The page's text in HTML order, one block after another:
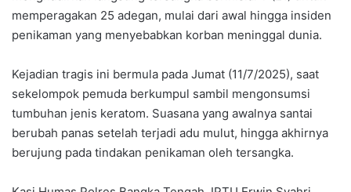
memperagakan 25 adegan, mulai dari awal hingga insiden
penikaman yang menyebabkan korban meninggal dunia.
Kejadian tragis ini bermula pada Jumat (11/7/2025), saat
sekelompok pemuda berkumpul sambil mengonsumsi
tumbuhan jenis keratom. Suasana yang awalnya santai
berubah panas setelah terjadi adu mulut, hingga akhirnya
berujung pada tindakan penikaman oleh tersangka.